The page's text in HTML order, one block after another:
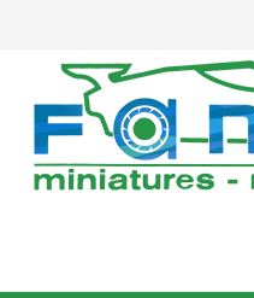
contenido